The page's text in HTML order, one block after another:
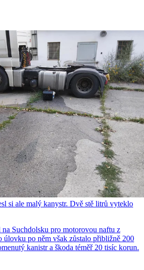
si ale malý kanystr. Dvě stě litrů vyteklo
Suchdolsku pro motorovou naftu z
úlovku po něm však zůstalo přibližně 200
kanistr a škoda téměř 20 tisíc korun.